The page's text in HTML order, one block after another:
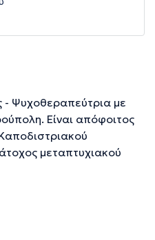
- Ψυχοθεραπεύτρια με
Είναι απόφοιτος
μεταπτυχιακού
και